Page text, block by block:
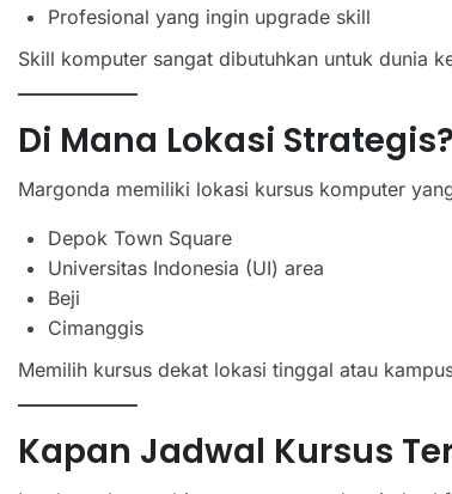
Profesional yang ingin upgrade skill
Skill komputer sangat dibutuhkan untuk dunia
Di Mana Lokasi Strategis?
Margonda memiliki lokasi kursus komputer
Depok Town Square
Universitas Indonesia (UI) area
Beji
Cimanggis
Memilih kursus dekat lokasi tinggal atau
Kapan Jadwal Kursus